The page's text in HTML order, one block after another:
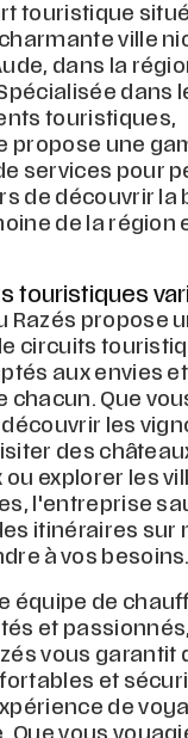
touristique
ville
dans la
dans
touristiques,
propose une
services pour
de découvrir la
de la région
touristiques
Razés propose
circuits
aux envies
chacun. Que
les
des
ou explorer les
l'entreprise
itinéraires sur
à vos besoins.
équipe de
et
vous garantit
et
de